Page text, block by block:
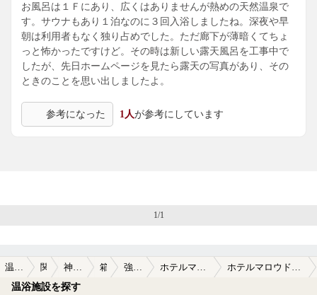
お風呂は１Ｆにあり、広くはありませんが熱めの天然温泉で
す。サウナもあり１泊なのに３回入浴しましたね。深夜や早
朝は利用者もなく独り占めでした。ただ廊下が薄暗くてちょ
っと怖かったですけど。その時は新しい露天風呂を工事中で
したが、先日ホームページを見たら露天の写真があり、その
ときのことを思い出しましたよ。
参考になった 1人が参考にしています
1/1
温泉TOP 関東 神奈川県 箱根 強羅温泉 ホテルマロウド箱根 ホテルマロウド箱根の口コミ一覧
温浴施設を探す